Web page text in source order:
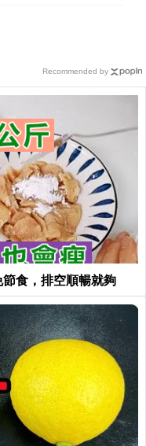
食，排空順暢就夠
Recommended by